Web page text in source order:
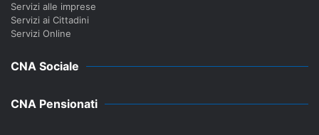
Servizi alle imprese
Servizi ai Cittadini
Servizi Online
CNA Sociale
CNA Pensionati